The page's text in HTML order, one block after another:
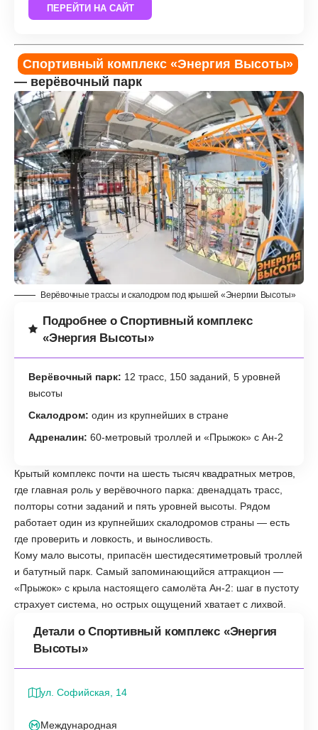
ПЕРЕЙТИ НА САЙТ
Спортивный комплекс «Энергия Высоты»
— верёвочный парк
Верёвочные трассы и скалодром под крышей «Энергии Высоты»
Подробнее о Спортивный комплекс
«Энергия Высоты»
Верёвочный парк: 12 трасс, 150 заданий, 5 уровней
высоты
Скалодром: один из крупнейших в стране
Адреналин: 60-метровый троллей и «Прыжок» с Ан-2
Крытый комплекс почти на шесть тысяч квадратных метров,
где главная роль у верёвочного парка: двенадцать трасс,
полторы сотни заданий и пять уровней высоты. Рядом
работает один из крупнейших скалодромов страны — есть
где проверить и ловкость, и выносливость.
Кому мало высоты, припасён шестидесятиметровый троллей
и батутный парк. Самый запоминающийся аттракцион —
«Прыжок» с крыла настоящего самолёта Ан-2: шаг в пустоту
страхует система, но острых ощущений хватает с лихвой.
Детали о Спортивный комплекс «Энергия
Высоты»
ул. Софийская, 14
Международная